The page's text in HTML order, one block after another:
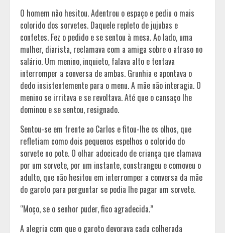
O homem não hesitou. Adentrou o espaço e pediu o mais
colorido dos sorvetes. Daquele repleto de jujubas e
confetes. Fez o pedido e se sentou à mesa. Ao lado, uma
mulher, diarista, reclamava com a amiga sobre o atraso no
salário. Um menino, inquieto, falava alto e tentava
interromper a conversa de ambas. Grunhia e apontava o
dedo insistentemente para o menu. A mãe não interagia. O
menino se irritava e se revoltava. Até que o cansaço lhe
dominou e se sentou, resignado.
Sentou-se em frente ao Carlos e fitou-lhe os olhos, que
refletiam como dois pequenos espelhos o colorido do
sorvete no pote. O olhar adocicado de criança que clamava
por um sorvete, por um instante, constrangeu e comoveu o
adulto, que não hesitou em interromper a conversa da mãe
do garoto para perguntar se podia lhe pagar um sorvete.
“Moço, se o senhor puder, fico agradecida.”
A alegria com que o garoto devorava cada colherada